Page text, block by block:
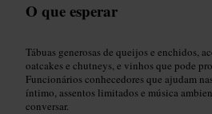
O que esperar
Tábuas generosas de queijos e enchidos,
oatcakes e chutneys, e vinhos que pode
Funcionários conhecedores que ajudam
íntimo, assentos limitados e música
conversar.